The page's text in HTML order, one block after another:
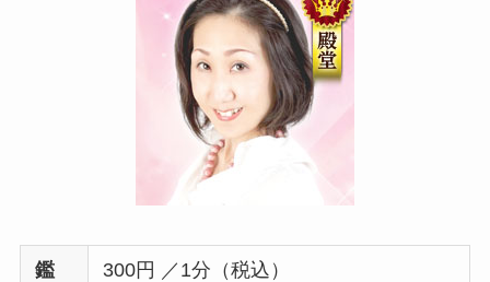
鑑
300円 ／1分（税込）